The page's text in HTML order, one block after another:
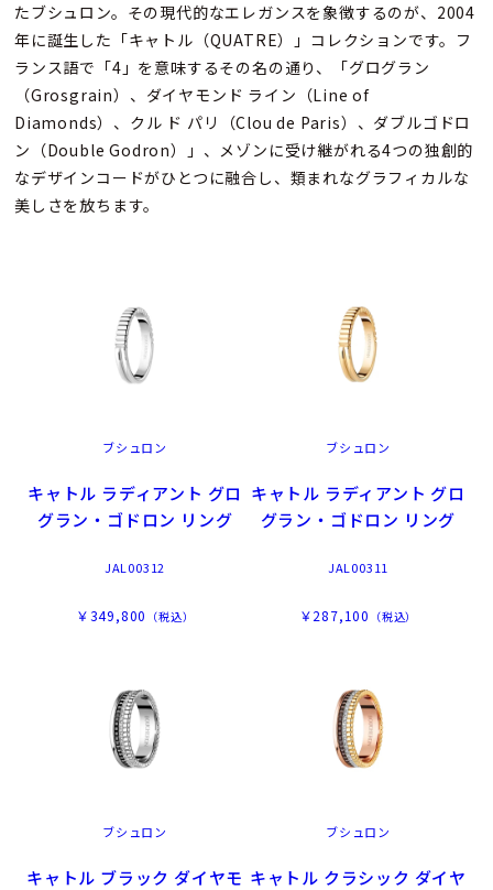
たブシュロン。その現代的なエレガンスを象徴するのが、2004
年に誕生した「キャトル（QUATRE）」コレクションです。フ
ランス語で「4」を意味するその名の通り、「グログラン
（Grosgrain）、ダイヤモンド ライン（Line of
Diamonds）、クル ド パリ（Clou de Paris）、ダブルゴドロ
ン（Double Godron）」、メゾンに受け継がれる4つの独創的
なデザインコードがひとつに融合し、類まれなグラフィカルな
美しさを放ちます。
ブシュロン
キャトル ラディアント グロ
グラン・ゴドロン リング
JAL00312
￥349,800 （税込）
ブシュロン
キャトル ラディアント グロ
グラン・ゴドロン リング
JAL00311
￥287,100 （税込）
ブシュロン
キャトル ブラック ダイヤモ
ブシュロン
キャトル クラシック ダイヤ